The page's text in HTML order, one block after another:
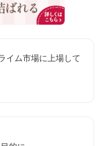
イム市場に上場して